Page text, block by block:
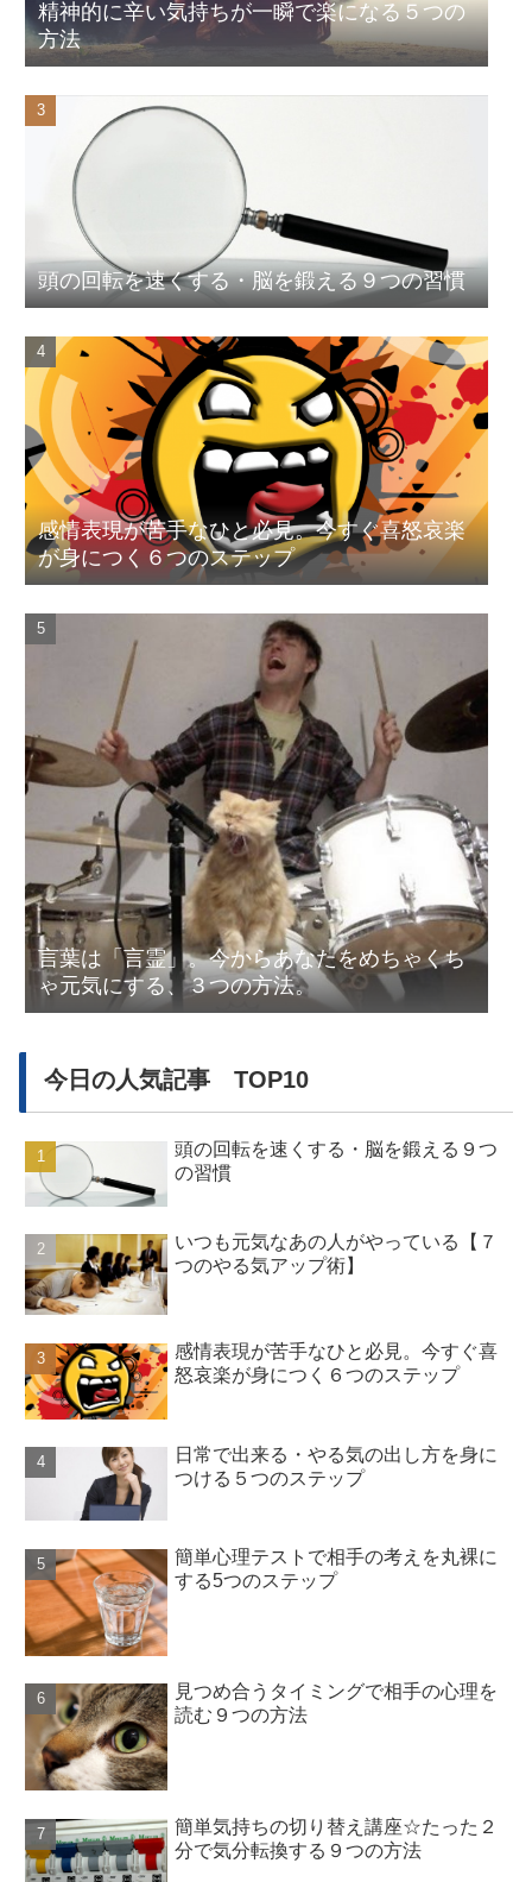
精神的に辛い気持ちが一瞬で楽になる５つの
方法
頭の回転を速くする・脳を鍛える９つの習慣
感情表現が苦手なひと必見。今すぐ喜怒哀楽
が身につく６つのステップ
言葉は「言霊」。今からあなたをめちゃくち
ゃ元気にする、３つの方法。
今日の人気記事 TOP10
頭の回転を速くする・脳を鍛える９つ
の習慣
いつも元気なあの人がやっている【７
つのやる気アップ術】
感情表現が苦手なひと必見。今すぐ喜
怒哀楽が身につく６つのステップ
日常で出来る・やる気の出し方を身に
つける５つのステップ
簡単心理テストで相手の考えを丸裸に
する5つのステップ
見つめ合うタイミングで相手の心理を
読む９つの方法
簡単気持ちの切り替え講座☆たった２
分で気分転換する９つの方法